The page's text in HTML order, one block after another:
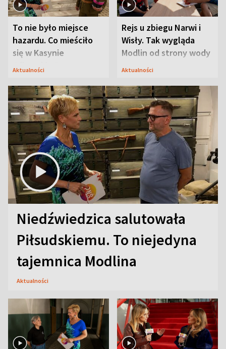
To nie było miejsce
hazardu. Co mieściło
się w Kasynie
Oficerskim?
Aktualności
Rejs u zbiegu Narwi i
Wisły. Tak wygląda
Modlin od strony wody
Aktualności
Niedźwiedzica salutowała
Piłsudskiemu. To niejedyna
tajemnica Modlina
Aktualności